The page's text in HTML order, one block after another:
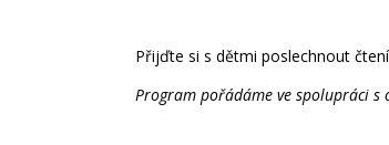
Přijďte si s dětmi poslechnout
Program pořádáme ve spolupráci s